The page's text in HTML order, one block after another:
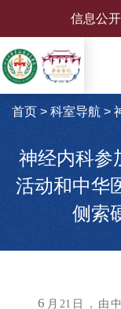
信息公开
首页 > 科室导航>
神经内科参
活动和中华
侧索
6 月 21 日，由